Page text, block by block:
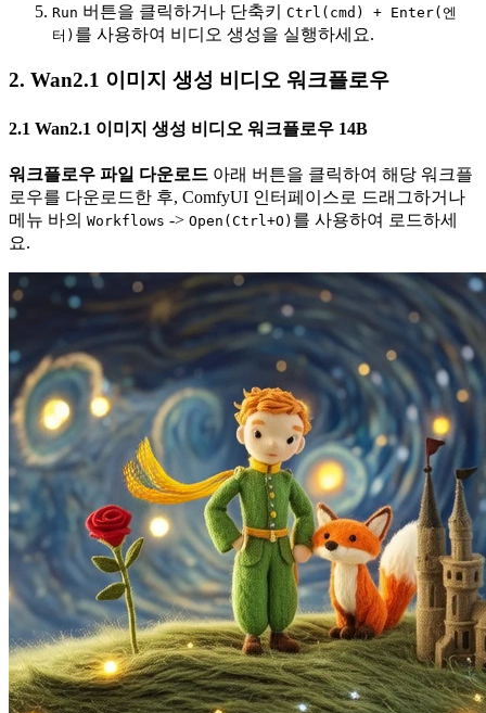
Run 버튼을 클릭하거나 단축키 Ctrl(cmd) + Enter(엔
터) 를 사용하여 비디오 생성을 실행하세요.
2. Wan2.1 이미지 생성 비디오 워크플로우
2.1 Wan2.1 이미지 생성 비디오 워크플로우 14B
워크플로우 파일 다운로드 아래 버튼을 클릭하여 해당 워크플
로우를 다운로드한 후, ComfyUI 인터페이스로 드래그하거나
메뉴 바의 Workflows -> Open(Ctrl+O) 를 사용하여 로드하세
요.